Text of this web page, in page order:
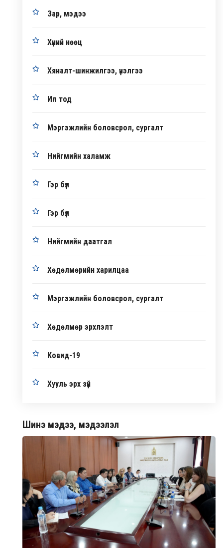
Зар, мэдээ
Хүний нөөц
Хяналт-шинжилгээ, үнэлгээ
Ил тод
Мэргэжлийн боловсрол, сургалт
Нийгмийн халамж
Гэр бүл
Гэр бүл
Нийгмийн даатгал
Хөдөлмөрийн харилцаа
Мэргэжлийн боловсрол, сургалт
Хөдөлмөр эрхлэлт
Ковид-19
Хууль эрх зүй
Шинэ мэдээ, мэдээлэл